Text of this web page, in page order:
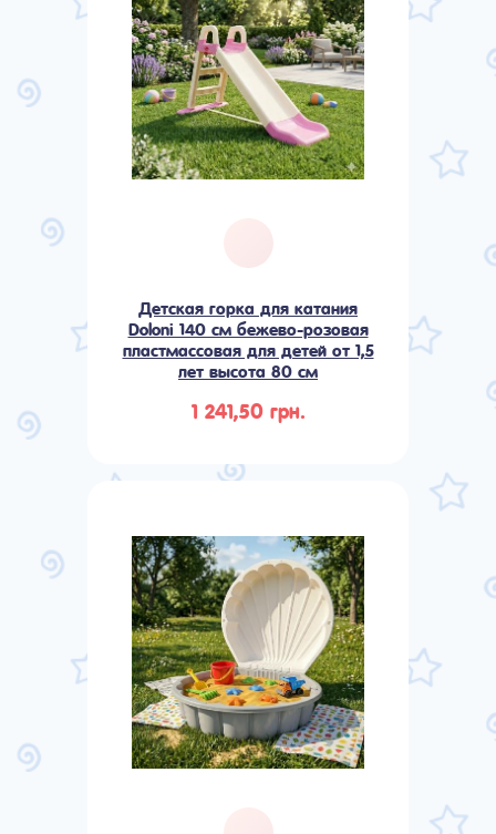
Детская горка для катания
Doloni 140 см бежево-розовая
пластмассовая для детей от 1,5
лет высота 80 см
1 241,50 грн.